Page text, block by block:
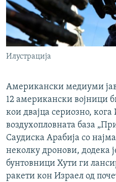
Илустрација
Американски медиуми
12 американски војници
кои двајца сериозно,
воздухопловната база
Саудиска Арабија со
неколку дронови, додека
бунтовници Хути ги
ракети кон Израел од